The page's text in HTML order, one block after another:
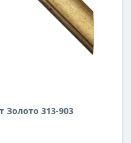
Золото 313-903